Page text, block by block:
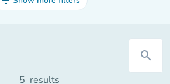
search
5 results